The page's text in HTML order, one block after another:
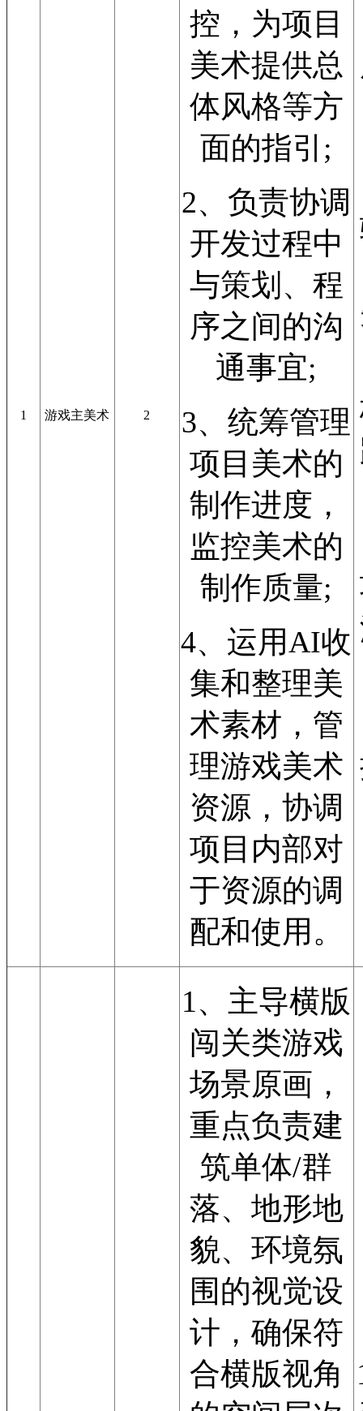
1 游戏主美术 2
控，为项目
美术提供总
体风格等方
面的指引;
2、负责协调
开发过程中
与策划、程
序之间的沟
通事宜;
3、统筹管理
项目美术的
制作进度，
监控美术的
制作质量;
4、运用AI收
集和整理美
术素材，管
理游戏美术
资源，协调
项目内部对
于资源的调
配和使用。
1、主导横版
闯关类游戏
场景原画，
重点负责建
筑单体/群
落、地形地
貌、环境氛
围的视觉设
计，确保符
合横版视角